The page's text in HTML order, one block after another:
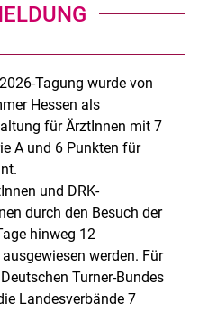
Tagung wurde von
Hessen als
für ÄrztInnen mit 7
A und 6 Punkten für
und DRK-
durch den Besuch der
hinweg 12
werden. Für
Turner-Bundes
Landesverbände 7